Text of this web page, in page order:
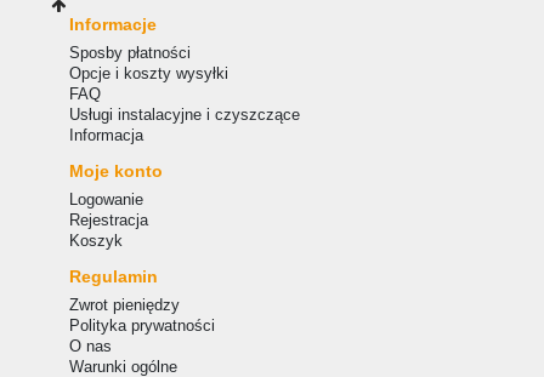
Informacje
Sposby płatności
Opcje i koszty wysyłki
FAQ
Usługi instalacyjne i czyszczące
Informacja
Moje konto
Logowanie
Rejestracja
Koszyk
Regulamin
Zwrot pieniędzy
Polityka prywatności
O nas
Warunki ogólne